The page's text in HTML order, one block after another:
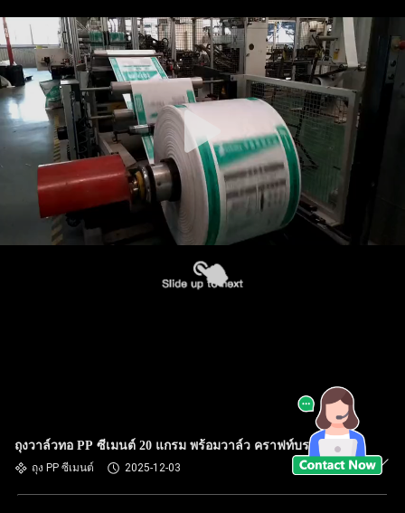
ถุงวาล์วทอ PP ซีเมนต์ 20 แกรม พร้อมวาล์ว คราฟท์บราวน์
ถุง PP ซีเมนต์ 2025-12-03